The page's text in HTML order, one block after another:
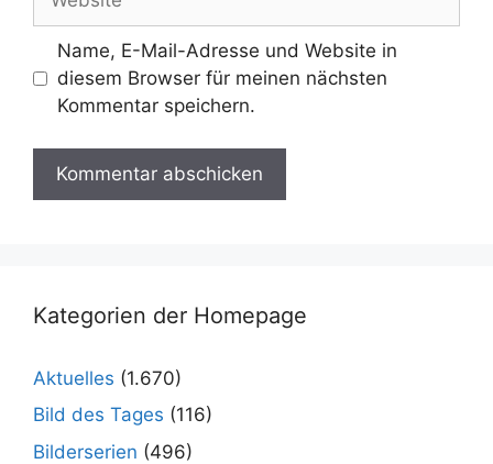
Name, E-Mail-Adresse und Website in
diesem Browser für meinen nächsten
Kommentar speichern.
Kategorien der Homepage
Aktuelles (1.670)
Bild des Tages (116)
Bilderserien (496)